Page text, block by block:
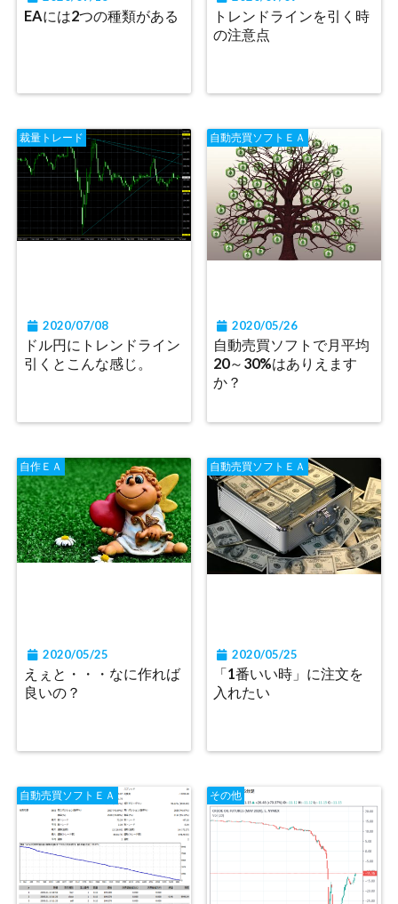
EAには2つの種類がある
トレンドラインを引く時
の注意点
裁量トレード
2020/07/08
ドル円にトレンドライン
引くとこんな感じ。
自動売買ソフトＥＡ
2020/05/26
自動売買ソフトで月平均
20～30%はありえます
か？
自作ＥＡ
2020/05/25
えぇと・・・なに作れば
良いの？
自動売買ソフトＥＡ
2020/05/25
「1番いい時」に注文を
入れたい
自動売買ソフトＥＡ その他